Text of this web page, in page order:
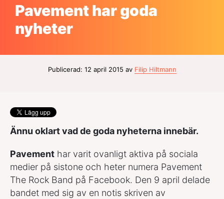
Pavement har goda
nyheter
Publicerad: 12 april 2015 av Filip Hiltmann
Ännu oklart vad de goda nyheterna innebär.
Pavement har varit ovanligt aktiva på sociala
medier på sistone och heter numera Pavement
The Rock Band på Facebook. Den 9 april delade
bandet med sig av en notis skriven av